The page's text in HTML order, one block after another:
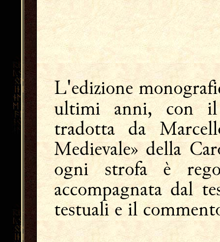
L'edizione
ultimi anni, con
tradotta da
Medievale» della
ogni strofa è
accompagnata dal
testuali e il